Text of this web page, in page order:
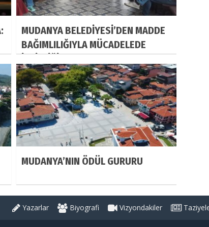
MUDANYA BELEDİYESİ’DEN MADDE
BAĞIMLILIĞIYLA MÜCADELEDE
MUDANYA’NIN ÖDÜL GURURU
Yazarlar Biyografi Vizyondakiler